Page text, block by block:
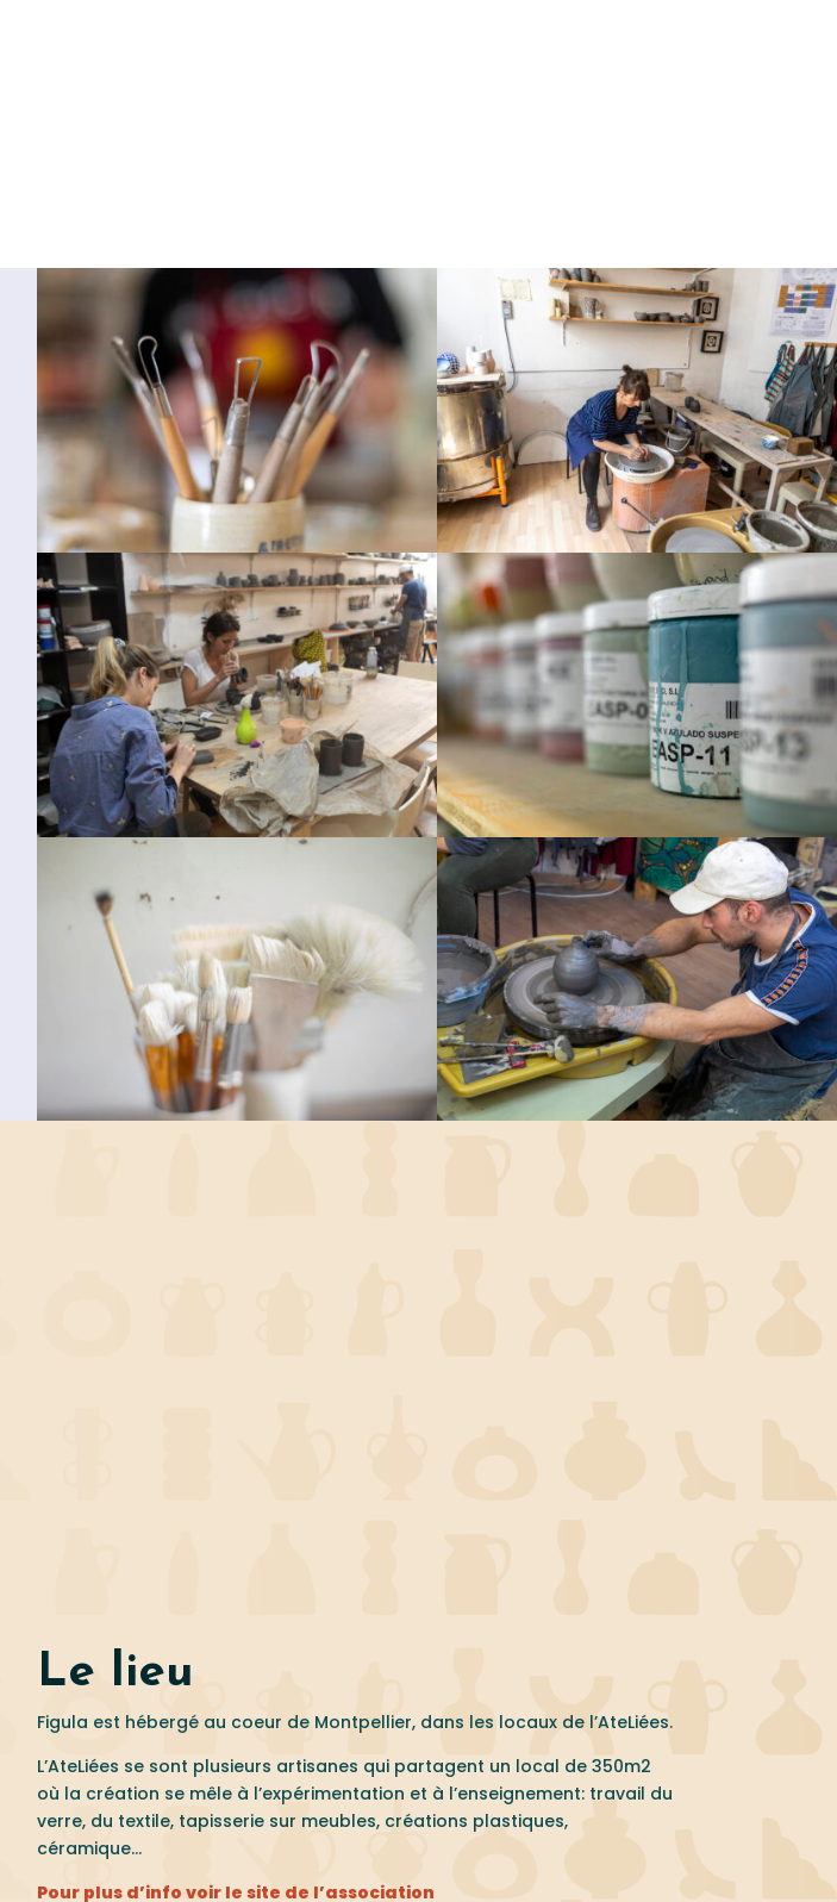
Le lieu
Figula est hébergé au coeur de Montpellier, dans les locaux de l’AteLiées.
L’AteLiées se sont plusieurs artisanes qui partagent un local de 350m2
où la création se mêle à l’expérimentation et à l’enseignement: travail du
verre, du textile, tapisserie sur meubles, créations plastiques,
céramique…
Pour plus d’info voir le site de l’association